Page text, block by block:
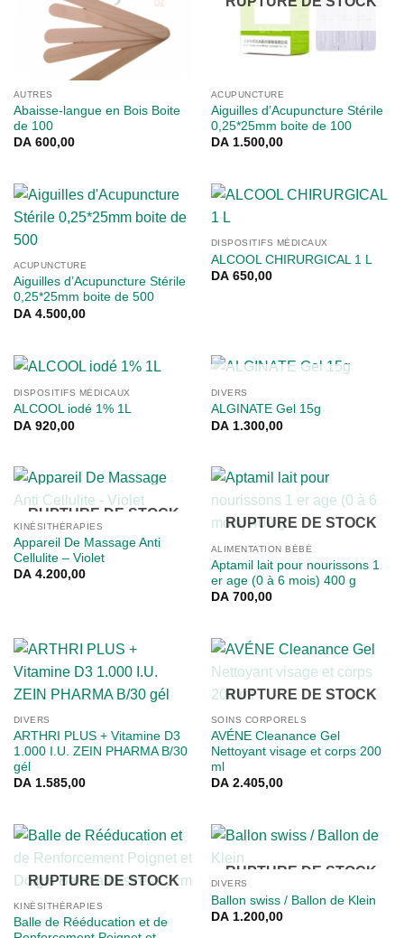
AUTRES
Abaisse-langue en Bois Boite
de 100
DA600,00
ACUPUNCTURE
Aiguilles d’Acupuncture Stérile
0,25*25mm boite de 100
DA1.500,00
ACUPUNCTURE
Aiguilles d’Acupuncture Stérile
0,25*25mm boite de 500
DA4.500,00
DISPOSITIFS MÉDICAUX
ALCOOL CHIRURGICAL 1 L
DA650,00
DISPOSITIFS MÉDICAUX
ALCOOL iodé 1% 1L
DA920,00
RUPTURE DE STOCK
DIVERS
ALGINATE Gel 15g
DA1.300,00
RUPTURE DE STOCK
KINÉSITHÉRAPIES
Appareil De Massage Anti
Cellulite – Violet
DA4.200,00
RUPTURE DE STOCK
ALIMENTATION BÉBÉ
Aptamil lait pour nourissons 1
er age (0 à 6 mois) 400 g
DA700,00
DIVERS
ARTHRI PLUS + Vitamine D3
1.000 I.U. ZEIN PHARMA B/30
gél
DA1.585,00
RUPTURE DE STOCK
SOINS CORPORELS
AVÉNE Cleanance Gel
Nettoyant visage et corps 200
ml
DA2.405,00
RUPTURE DE STOCK
KINÉSITHÉRAPIES
Balle de Rééducation et de
RUPTURE DE STOCK
DIVERS
Ballon swiss / Ballon de Klein
DA1.200,00